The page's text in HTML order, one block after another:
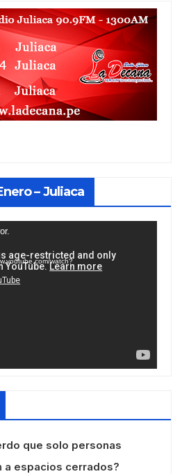
– Juliaca
watch?
que solo personas
a espacios cerrados?